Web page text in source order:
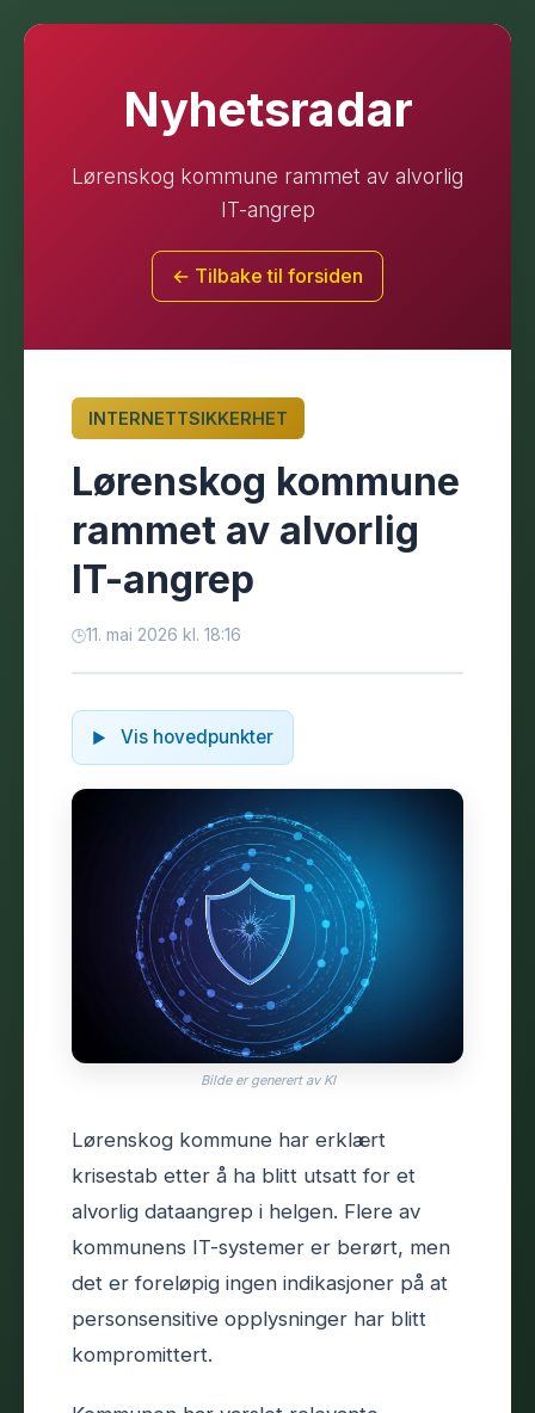
Nyhetsradar
Lørenskog kommune rammet av alvorlig
IT-angrep
← Tilbake til forsiden
INTERNETTSIKKERHET
Lørenskog kommune
rammet av alvorlig
IT-angrep
11. mai 2026 kl. 18:16
Vis hovedpunkter
Bilde er generert av KI
Lørenskog kommune har erklært
krisestab etter å ha blitt utsatt for et
alvorlig dataangrep i helgen. Flere av
kommunens IT-systemer er berørt, men
det er foreløpig ingen indikasjoner på at
personsensitive opplysninger har blitt
kompromittert.